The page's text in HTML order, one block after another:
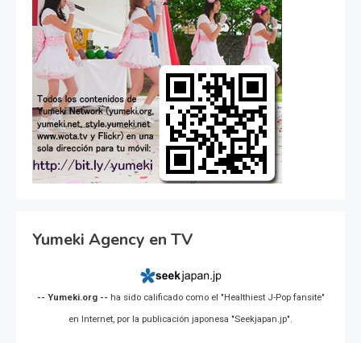
Yumeki Agency en TV
-- Yumeki.org -- ha sido calificado como el "Healthiest J-Pop fansite"
en Internet, por la publicación japonesa "Seekjapan.jp".